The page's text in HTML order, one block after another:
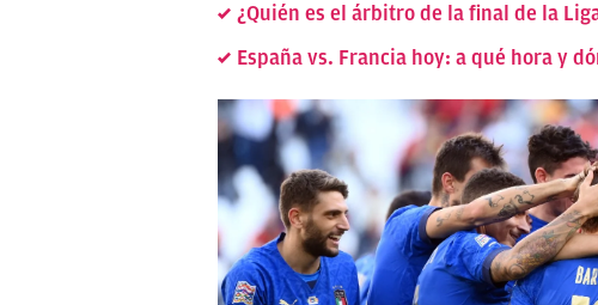
¿Quién es el árbitro de la final de la
España vs. Francia hoy: a qué hora y